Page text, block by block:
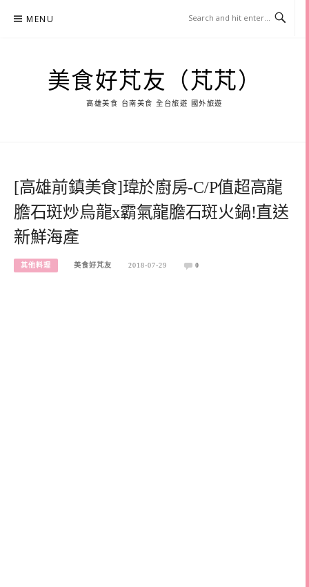
MENU
美食好芃友（芃芃）
高雄美食 台南美食 全台旅遊 國外旅遊
[高雄前鎮美食]瑋於廚房-C/P值超高龍
膽石斑炒烏龍x霸氣龍膽石斑火鍋!直送
新鮮海產
其他料理 美食好芃友 2018-07-29 0